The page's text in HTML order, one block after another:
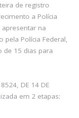
de registro
a Polícia
na
Polícia Federal,
de 15 dias para
DE 14 DE
em 2 etapas: